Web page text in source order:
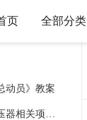
页 全部分类
动员》教案
2024年非晶态合金变压器相关项目财务管理方案